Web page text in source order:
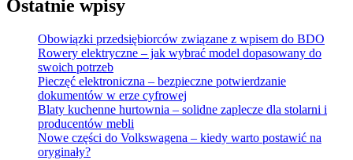
Ostatnie wpisy
Obowiązki przedsiębiorców związane z wpisem do BDO
Rowery elektryczne – jak wybrać model dopasowany do
swoich potrzeb
Pieczęć elektroniczna – bezpieczne potwierdzanie
dokumentów w erze cyfrowej
Blaty kuchenne hurtownia – solidne zaplecze dla stolarni i
producentów mebli
Nowe części do Volkswagena – kiedy warto postawić na
oryginały?